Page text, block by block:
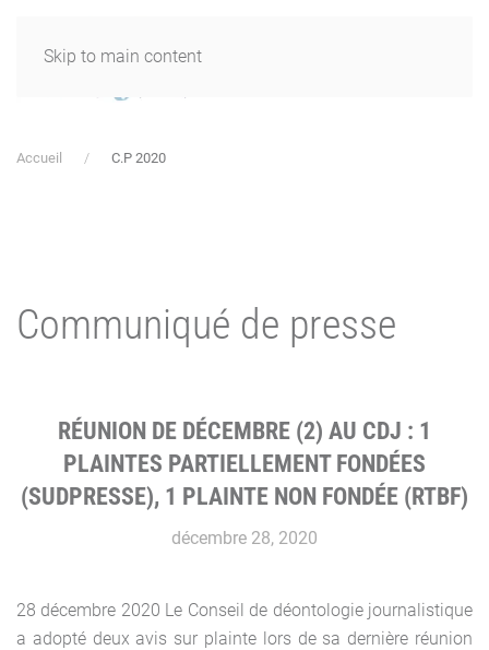
Skip to main content
Accueil C.P 2020
Communiqué de presse
RÉUNION DE DÉCEMBRE (2) AU CDJ : 1
PLAINTES PARTIELLEMENT FONDÉES
(SUDPRESSE), 1 PLAINTE NON FONDÉE (RTBF)
décembre 28, 2020
28 décembre 2020 Le Conseil de déontologie journalistique
a adopté deux avis sur plainte lors de sa dernière réunion